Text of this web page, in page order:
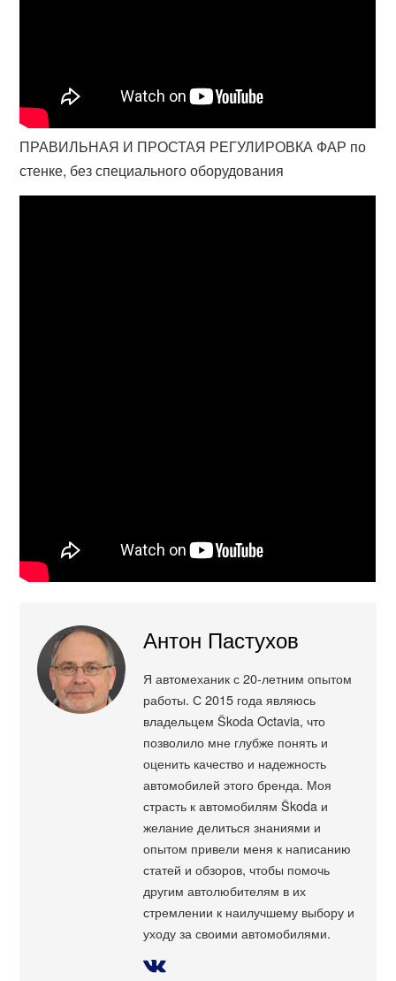
ПРАВИЛЬНАЯ И ПРОСТАЯ РЕГУЛИРОВКА ФАР по
стенке, без специального оборудования
Антон Пастухов
Я автомеханик с 20-летним опытом
работы. С 2015 года являюсь
владельцем Škoda Octavia, что
позволило мне глубже понять и
оценить качество и надежность
автомобилей этого бренда. Моя
страсть к автомобилям Škoda и
желание делиться знаниями и
опытом привели меня к написанию
статей и обзоров, чтобы помочь
другим автолюбителям в их
стремлении к наилучшему выбору и
уходу за своими автомобилями.